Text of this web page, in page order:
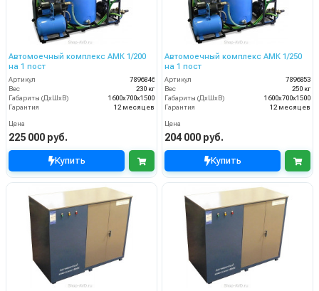
Автомоечный комплекс АМК 1/200
на 1 пост
Артикул
7896846
Вес
230 кг
Габариты (ДхШхВ)
1600х700х1500
Гарантия
12 месяцев
Цена
225 000 руб.
Купить
Автомоечный комплекс АМК 1/250
на 1 пост
Артикул
7896853
Вес
250 кг
Габариты (ДхШхВ)
1600х700х1500
Гарантия
12 месяцев
Цена
204 000 руб.
Купить